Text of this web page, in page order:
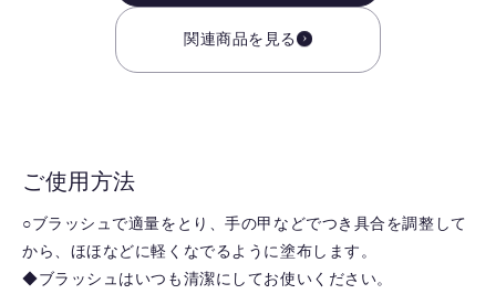
関連商品を見る
ご使用方法
○ブラッシュで適量をとり、手の甲などでつき具合を調整して
から、ほほなどに軽くなでるように塗布します。
◆ブラッシュはいつも清潔にしてお使いください。